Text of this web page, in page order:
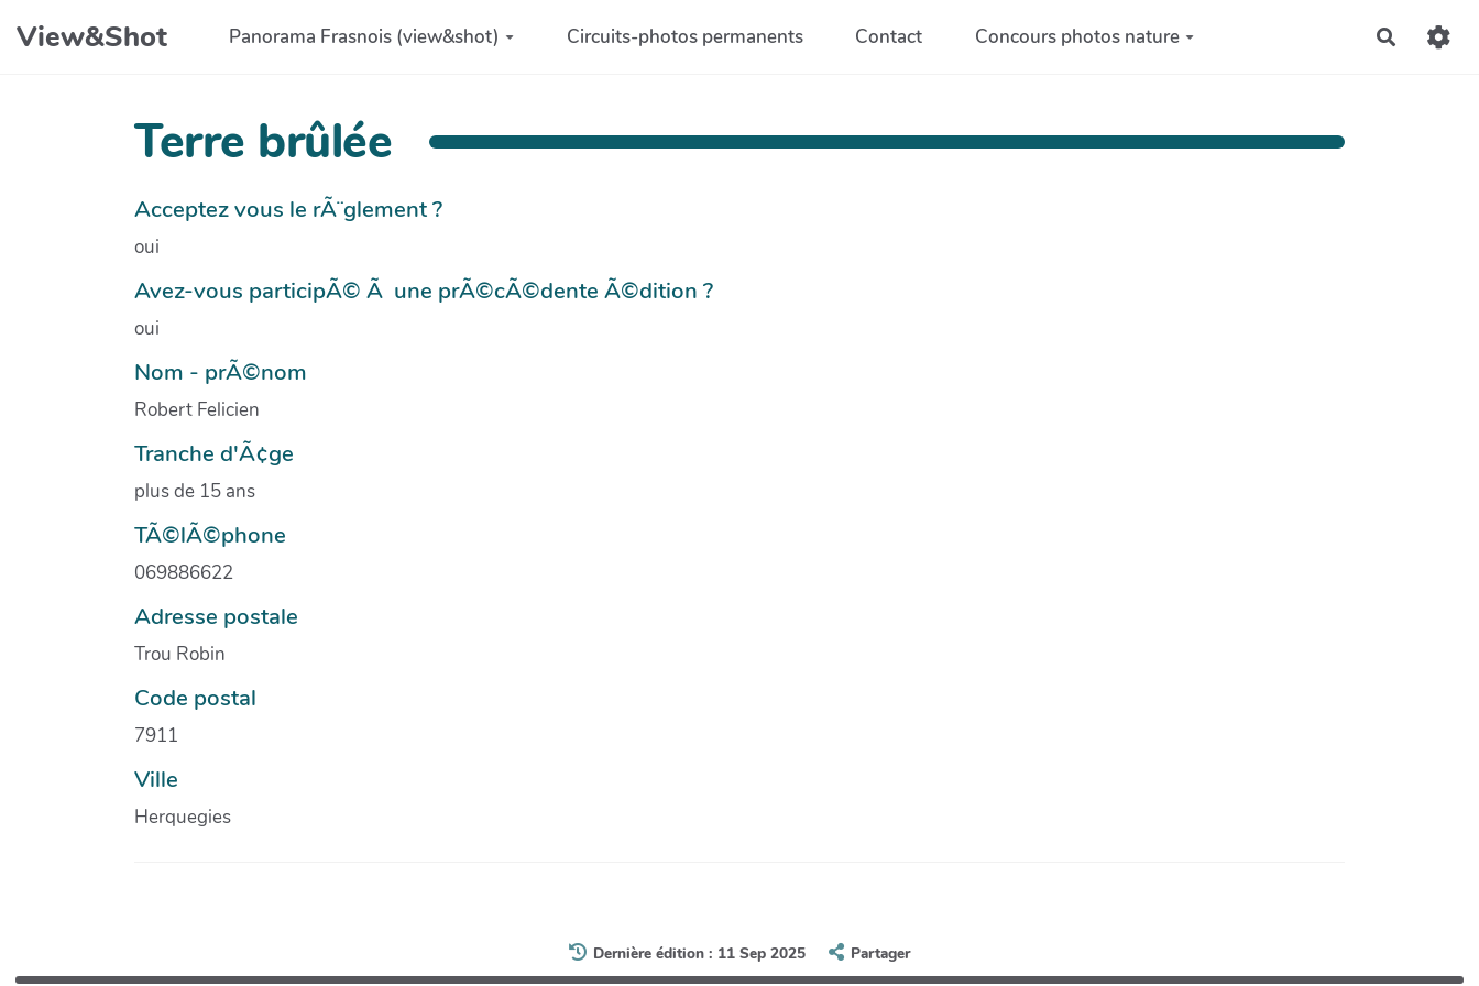
Aller au contenu principal
View&Shot Panorama Frasnois (view&shot) Circuits-photos permanents Contact Concours photos nature
Terre brûlée
Acceptez vous le rÃ¨glement ?
oui
Avez-vous participÃ© Ã une prÃ©cÃ©dente Ã©dition ?
oui
Nom - prÃ©nom
Robert Felicien
Tranche d'Ã¢ge
plus de 15 ans
TÃ©lÃ©phone
069886622
Adresse postale
Trou Robin
Code postal
7911
Ville
Herquegies
Dernière édition : 11 Sep 2025 Partager